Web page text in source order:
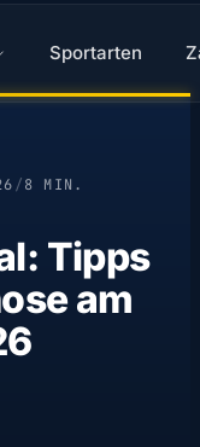
Sportarten
/8 MIN.
Tipps
am